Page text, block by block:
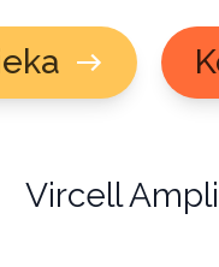
Vircell